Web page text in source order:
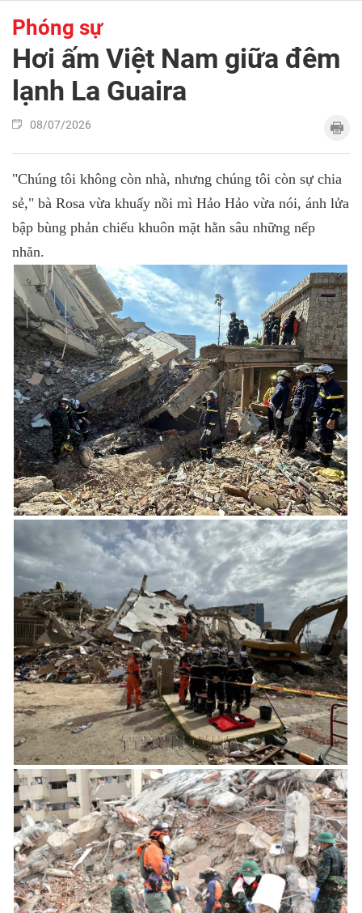
Phóng sự
Hơi ấm Việt Nam giữa đêm
lạnh La Guaira
08/07/2026
"Chúng tôi không còn nhà, nhưng chúng tôi còn sự chia
sẻ," bà Rosa vừa khuấy nồi mì Hảo Hảo vừa nói, ánh lửa
bập bùng phản chiếu khuôn mặt hằn sâu những nếp
nhăn.